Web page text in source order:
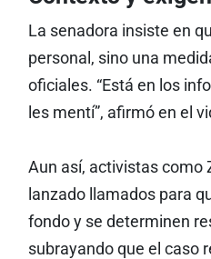
La senadora insiste en
personal, sino una
oficiales. “Está en los
les mentí”, afirmó en el
Aun así, activistas como
lanzado llamados para
fondo y se determinen
subrayando que el caso